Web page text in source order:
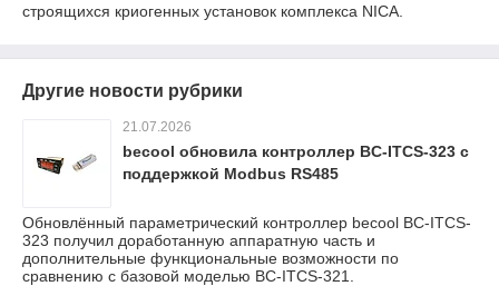
строящихся криогенных установок комплекса NICA.
Другие новости рубрики
21.07.2026
becool обновила контроллер BC-ITCS-323 с
поддержкой Modbus RS485
Обновлённый параметрический контроллер becool BC-ITCS-
323 получил доработанную аппаратную часть и
дополнительные функциональные возможности по
сравнению с базовой моделью BC-ITCS-321.